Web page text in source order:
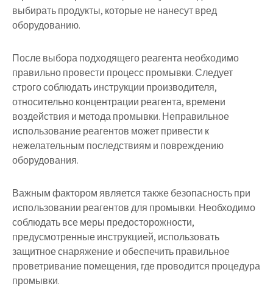
выбирать продукты, которые не нанесут вред
оборудованию.
После выбора подходящего реагента необходимо
правильно провести процесс промывки. Следует
строго соблюдать инструкции производителя,
относительно концентрации реагента, времени
воздействия и метода промывки. Неправильное
использование реагентов может привести к
нежелательным последствиям и повреждению
оборудования.
Важным фактором является также безопасность при
использовании реагентов для промывки. Необходимо
соблюдать все меры предосторожности,
предусмотренные инструкцией, использовать
защитное снаряжение и обеспечить правильное
проветривание помещения, где проводится процедура
промывки.